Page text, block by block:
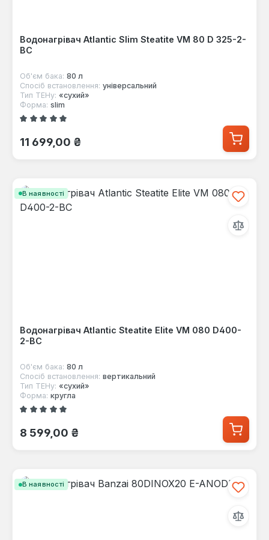
Водонагрівач Atlantic Slim Steatite VM 80 D 325-2-
BC
Об'єм бака: 80 л
Спосіб встановлення: універсальний
Тип ТЕНу: «сухий»
Форма: slim
Середня оцінка 5 з 5 зірок
Звичайна ціна:
11 699,00 ₴
В наявності
Водонагрівач Atlantic Steatite Elite VM 080 D400-
2-BC
Об'єм бака: 80 л
Спосіб встановлення: вертикальний
Тип ТЕНу: «сухий»
Форма: кругла
Середня оцінка 5 з 5 зірок
Звичайна ціна:
8 599,00 ₴
В наявності